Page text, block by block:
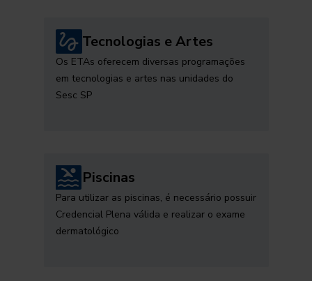
Tecnologias e Artes
Os ETAs oferecem diversas programações
em tecnologias e artes nas unidades do
Sesc SP
Piscinas
Para utilizar as piscinas, é necessário possuir
Credencial Plena válida e realizar o exame
dermatológico